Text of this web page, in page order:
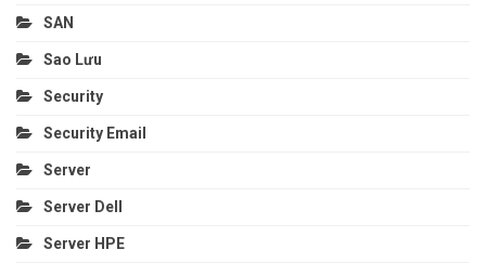
SAN
Sao Lưu
Security
Security Email
Server
Server Dell
Server HPE